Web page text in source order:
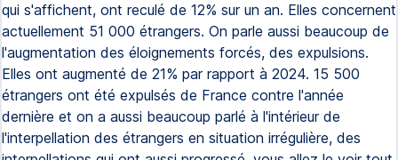
qui s'affichent, ont reculé de 12% sur un an. Elles concernent
actuellement 51 000 étrangers. On parle aussi beaucoup de
l'augmentation des éloignements forcés, des expulsions.
Elles ont augmenté de 21% par rapport à 2024. 15 500
étrangers ont été expulsés de France contre l'année
dernière et on a aussi beaucoup parlé à l'intérieur de
l'interpellation des étrangers en situation irrégulière, des